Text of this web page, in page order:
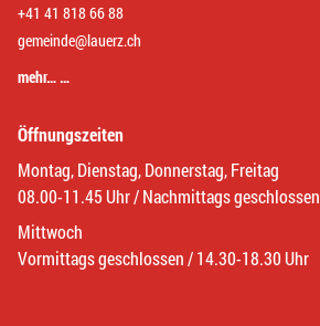
+41 41 818 66 88
gemeinde@lauerz.ch
mehr… …
Öffnungszeiten
Montag, Dienstag, Donnerstag, Freitag
08.00-11.45 Uhr / Nachmittags geschlossen
Mittwoch
Vormittags geschlossen / 14.30-18.30 Uhr